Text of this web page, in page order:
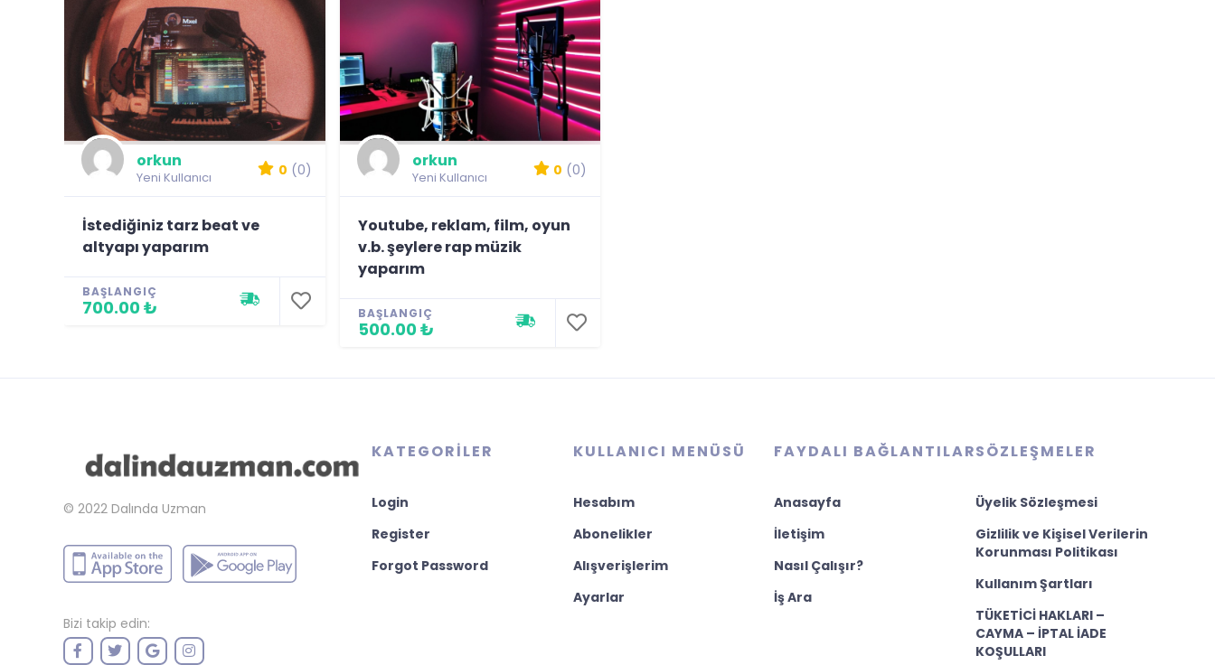
orkun
Yeni Kullanıcı 0 (0)
İstediğiniz tarz beat ve
altyapı yaparım
BAŞLANGIÇ
700.00 ₺
orkun
Yeni Kullanıcı 0 (0)
Youtube, reklam, film, oyun
v.b. şeylere rap müzik
yaparım
BAŞLANGIÇ
500.00 ₺
© 2022 Dalında Uzman
Bizi takip edin:
KATEGORILER
Login
Register
Forgot Password
KULLANICI MENÜSÜ
Hesabım
Abonelikler
Alışverişlerim
Ayarlar
FAYDALI BAĞLANTILAR
Anasayfa
İletişim
Nasıl Çalışır?
İş Ara
SÖZLEŞMELER
Üyelik Sözleşmesi
Gizlilik ve Kişisel Verilerin
Korunması Politikası
Kullanım Şartları
TÜKETİCİ HAKLARI –
CAYMA – İPTAL İADE
KOŞULLARI